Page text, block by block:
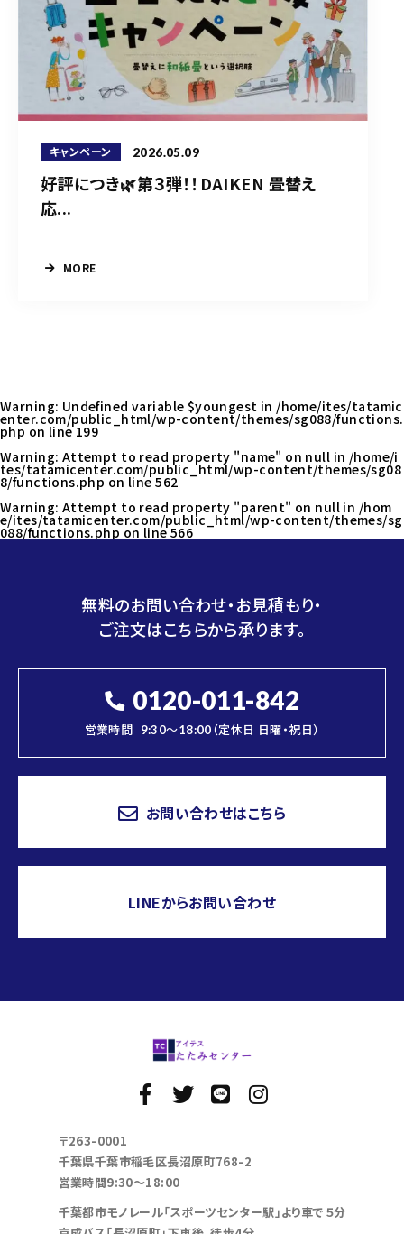
キャンペーン 2026.05.09
好評につき🌿第３弾！！DAIKEN 畳替え
応...
MORE
Warning: Undefined variable $youngest in /home/ites/tatamic
enter.com/public_html/wp-content/themes/sg088/functions.
php on line199
Warning: Attempt to read property "name" on null in /home/i
tes/tatamicenter.com/public_html/wp-content/themes/sg08
8/functions.php on line562
Warning: Attempt to read property "parent" on null in /hom
e/ites/tatamicenter.com/public_html/wp-content/themes/sg
088/functions.php on line566
無料のお問い合わせ・お見積もり・
ご注文はこちらから承ります。
0120-011-842
営業時間 9:30～18:00（定休日 日曜・祝日）
お問い合わせはこちら
LINEからお問い合わせ
〒263-0001
千葉県千葉市稲毛区長沼原町768-2
営業時間9:30～18:00
千葉都市モノレール「スポーツセンター駅」より車で５分